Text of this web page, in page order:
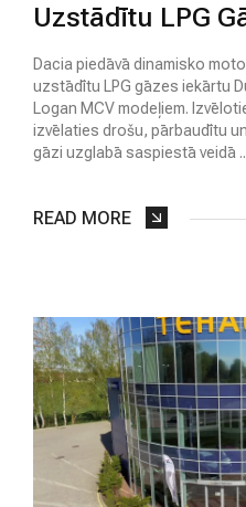
Uzstādītu LPG
Dacia piedāvā dinamisko
uzstādītu LPG gāzes iekārtu
Logan MCV modeļiem.
izvēlaties drošu, pārbaudītu
gāzi uzglabā saspiestā veidā
READ MORE